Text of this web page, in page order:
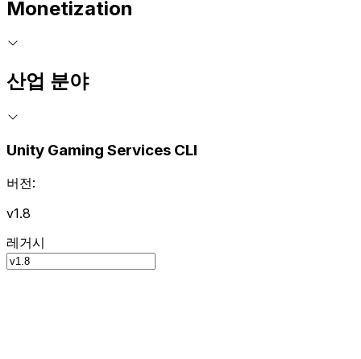
Monetization
산업 분야
Unity Gaming Services CLI
버전:
v1.8
레거시